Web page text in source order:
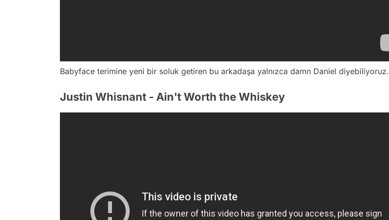
Babyface terimine yeni bir soluk getiren bu arkadaşa yalnızca damn Daniel diyebiliyoruz.
Justin Whisnant - Ain't Worth the Whiskey